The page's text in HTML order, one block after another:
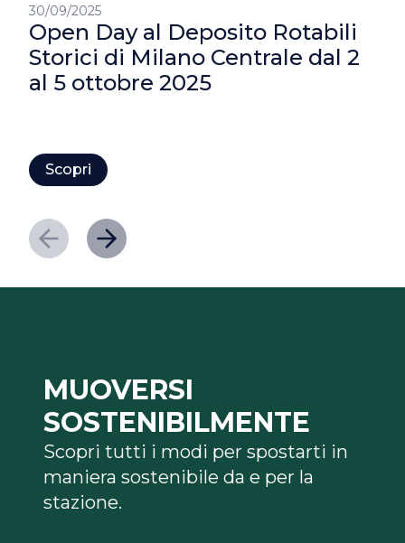
30/09/2025
Open Day al Deposito Rotabili
Storici di Milano Centrale dal 2
al 5 ottobre 2025
Scopri
MUOVERSI
SOSTENIBILMENTE
Scopri tutti i modi per spostarti in
maniera sostenibile da e per la
stazione.